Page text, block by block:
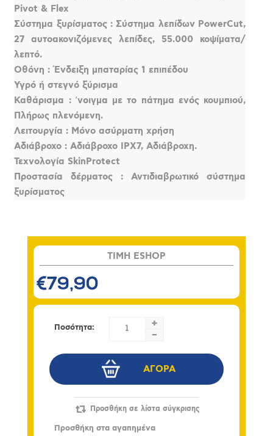
Pivot & Flex
Σύστημα ξυρίσματος : Σύστημα λεπίδων PowerCut,
27 αυτοακονιζόμενες λεπίδες, 55.000 κοψίματα/
λεπτό.
Οθόνη : Ένδειξη μπαταρίας 1 επιπέδου
Υγρό ή στεγνό ξύρισμα
Καθάρισμα : ʼνοιγμα με το πάτημα ενός κουμπιού,
Πλήρως πλενόμενη.
Λειτουργία : Μόνο ασύρματη χρήση
Αδιάβροχο : Αδιάβροχο IPX7, Αδιάβροχη.
Τεχνολογία SkinProtect
Προστασία δέρματος : Αντιδιαβρωτικό σύστημα
ξυρίσματος
TIMH ESHOP
€79,90
Ποσότητα:
+
-